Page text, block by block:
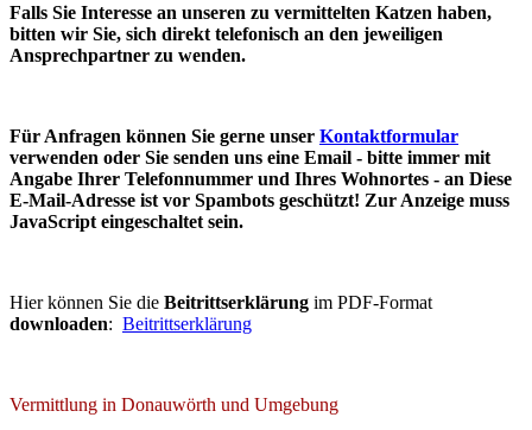
Falls Sie Interesse an unseren zu vermittelten Katzen haben,
bitten wir Sie, sich direkt telefonisch an den jeweiligen
Ansprechpartner zu wenden.
Für Anfragen können Sie gerne unser Kontaktformular
verwenden oder Sie senden uns eine Email - bitte immer mit
Angabe Ihrer Telefonnummer und Ihres Wohnortes - an Diese
E-Mail-Adresse ist vor Spambots geschützt! Zur Anzeige muss
JavaScript eingeschaltet sein.
Hier können Sie die Beitrittserklärung im PDF-Format
downloaden: Beitrittserklärung
Vermittlung in Donauwörth und Umgebung